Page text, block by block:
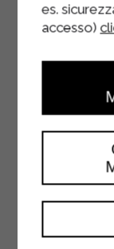
es.
accesso)